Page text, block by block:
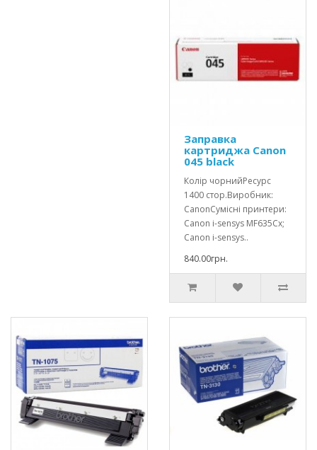
Заправка
картриджа Canon
045 black
Колір чорнийРесурс
1400 стор.Виробник:
CanonСумісні принтери:
Canon i-sensys MF635Cx;
Canon i-sensys..
840.00грн.